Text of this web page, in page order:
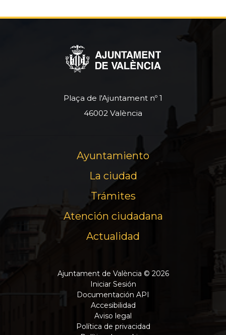
Plaça de l'Ajuntament nº 1
46002 València
Ayuntamiento
La ciudad
Trámites
Atención ciudadana
Actualidad
Ajuntament de València © 2026
Iniciar Sesión
Documentación API
Accesibilidad
Aviso legal
Política de privacidad